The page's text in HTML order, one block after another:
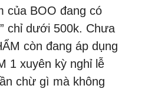
của BOO đang có
chỉ dưới 500k. Chưa
còn đang áp dụng
1 xuyên kỳ nghỉ lễ
chừ gì mà không